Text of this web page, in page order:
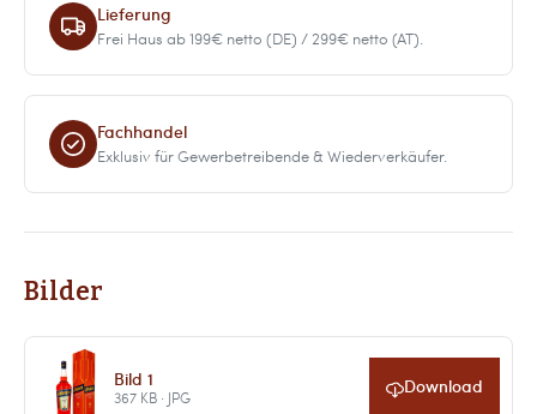
Lieferung
Frei Haus ab 199€ netto (DE) / 299€ netto (AT).
Fachhandel
Exklusiv für Gewerbetreibende & Wiederverkäufer.
Bilder
Bild 1
367 KB · JPG Download